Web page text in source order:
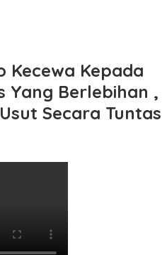
Kecewa Kepada
Yang Berlebihan ,
Secara Tuntas